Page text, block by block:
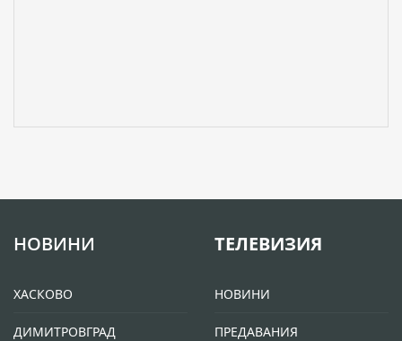
НОВИНИ
ХАСКОВО
ДИМИТРОВГРАД
ТЕЛЕВИЗИЯ
НОВИНИ
ПРЕДАВАНИЯ